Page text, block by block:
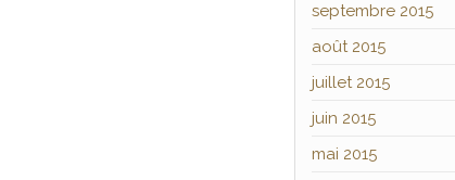
septembre 2015
août 2015
juillet 2015
juin 2015
mai 2015